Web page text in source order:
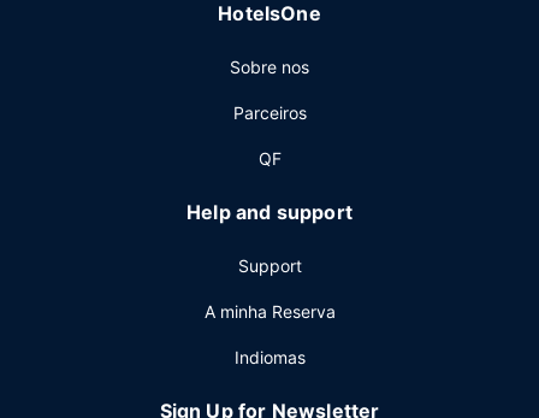
um serviço de limpeza a seco e uma receção aberta 24
HotelsOne
Sobre nos
Parceiros
QF
Help and support
Support
A minha Reserva
Indiomas
Sign Up for Newsletter